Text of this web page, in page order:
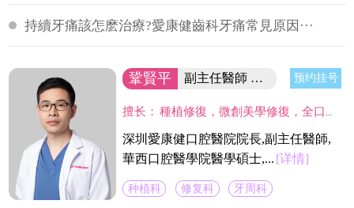
持續牙痛該怎麽治療?愛康健齒科牙痛常見原因···
鞏賢平 副主任醫師 醫院院長/碩士 预约挂号
擅长： 種植修復，微創美學修復，全口咬合重建等；熟練應用口腔顯微鏡並在顯微放大設備下進行種植手術、牙周美學手術及各類修復操作。熟練處理牙周病及牙體缺失、四環素、氟斑牙的全口美學修復工作，對於顯微治療有深入研究，具有豐富的口腔全科診療經驗。
深圳愛康健口腔醫院院長,副主任醫師,
華西口腔醫學院醫學碩士,... [详情]
种植科 修复科 牙周科